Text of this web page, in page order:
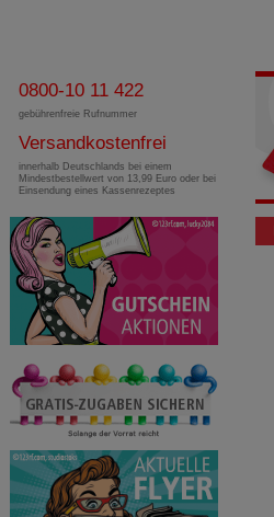
0800-10 11 422
gebührenfreie Rufnummer
Versandkostenfrei
innerhalb Deutschlands bei einem
Mindestbestellwert von 13,99 Euro oder bei
Einsendung eines Kassenrezeptes